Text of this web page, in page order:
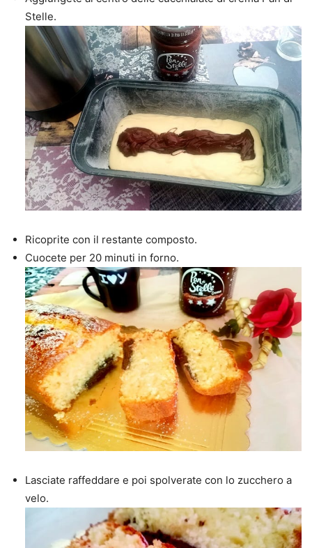
Stelle.
Ricoprite con il restante composto.
Cuocete per 20 minuti in forno.
Lasciate raffeddare e poi spolverate con lo zucchero a
velo.